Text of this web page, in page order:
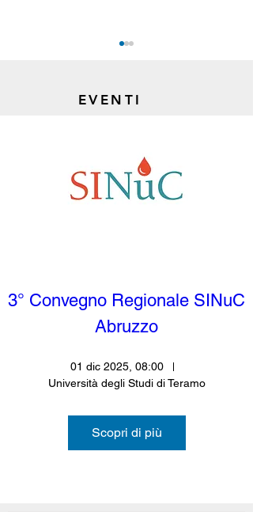
SAVE THE DATE:
FARMASINuC
EVENTI
3° Convegno Regionale SINuC
Abruzzo
01 dic 2025, 08:00
Università degli Studi di Teramo
Scopri di più